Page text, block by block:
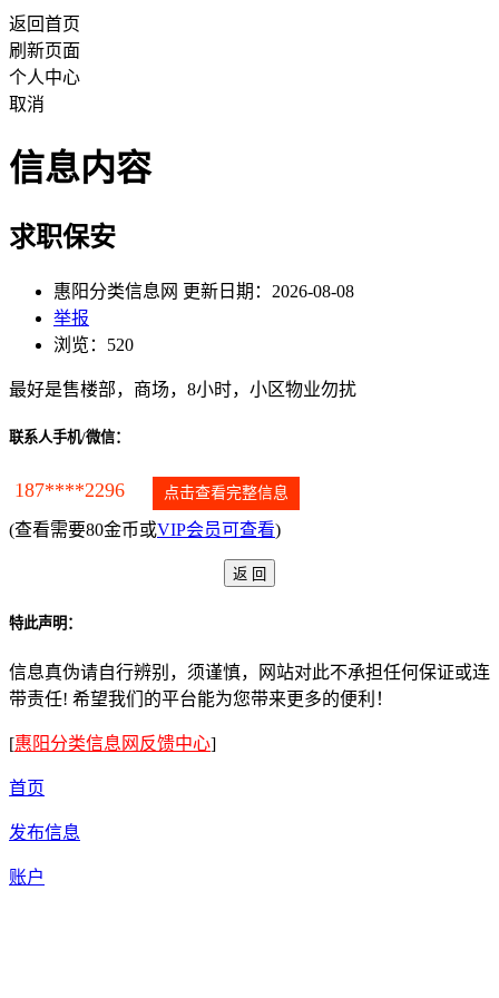
返回首页
刷新页面
个人中心
取消
信息内容
求职保安
惠阳分类信息网 更新日期：2026-08-08
举报
浏览：520
最好是售楼部，商场，8小时，小区物业勿扰
联系人手机/微信：
187****2296 点击查看完整信息
(查看需要80金币或VIP会员可查看)
特此声明：
信息真伪请自行辨别，须谨慎，网站对此不承担任何保证或连
带责任! 希望我们的平台能为您带来更多的便利！
[惠阳分类信息网反馈中心]
首页
发布信息
账户